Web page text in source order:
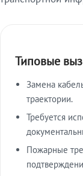
Типовые
Замена
траектории.
Требуется
Пожарные